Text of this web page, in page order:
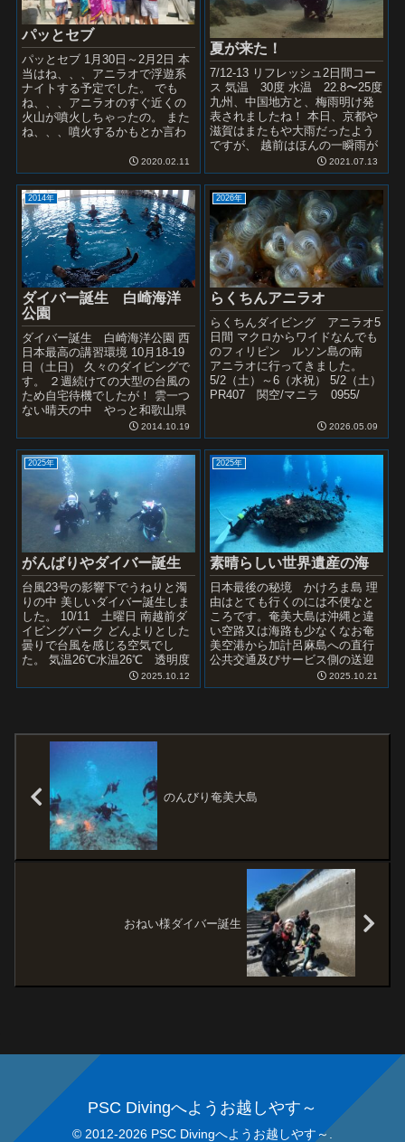
パッとセブ
パッとセブ 1月30日～2月2日 本
当はね、、、アニラオで浮遊系
ナイトする予定でした。 でも
ね、、、アニラオのすぐ近くの
火山が噴火しちゃったの。 また
ね、、、噴火するかもとか言わ
う事で急遽セブに変...2020.02.11
夏が来た！
7/12-13 リフレッシュ2日間コー
ス 気温 30度 水温 22.8〜25度
九州、中国地方と、梅雨明け発
表されましたね！ 本日、京都や
滋賀はまたもや大雨だったよう
ですが、 越前はほんの一瞬雨が
降っただけで、良い天気でし
た...
2021.07.13
2014年
ダイバー誕生 白崎海洋
公園
ダイバー誕生 白崎海洋公園 西
日本最高の講習環境 10月18-19
日（土日） 久々のダイビングで
す。 ２週続けての大型の台風の
ため自宅待機でしたが！ 雲一つ
ない晴天の中 やっと和歌山県
の白崎海洋公園で潜って来る事
ができました。...
2014.10.19
2026年
らくちんアニラオ
らくちんダイビング アニラオ5
日間 マクロからワイドなんでも
のフィリピン ルソン島の南
アニラオに行ってきました。
5/2（土）～6（水祝） 5/2（土）
PR407 関空/マニラ 0955/
2026.05.09
2025年
がんばりやダイバー誕生
台風23号の影響下でうねりと濁
りの中 美しいダイバー誕生しま
した。 10/11 土曜日 南越前ダ
イビングパーク どんよりとした
曇りで台風を感じる空気でし
た。 気温26℃水温26℃ 透明度
濁りがあって5ｍ少々です。 風
もあ...
2025.10.12
2025年
素晴らしい世界遺産の海
日本最後の秘境 かけろま島 理
由はとても行くのには不便なと
ころです。奄美大島は沖縄と違
い空路又は海路も少なくなお奄
美空港から加計呂麻島への直行
公共交通及びサービス側の送迎
もなくバスなら乗り継ぎになり
どうしてもレンターカー（約３
2025.10.21
のんびり奄美大島
おねい様ダイバー誕生
PSC Divingへようお越しやす～
© 2012-2026 PSC Divingへようお越しやす～.